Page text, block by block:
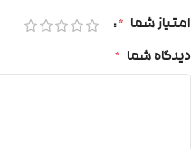
امتیاز شما *
دیدگاه شما *